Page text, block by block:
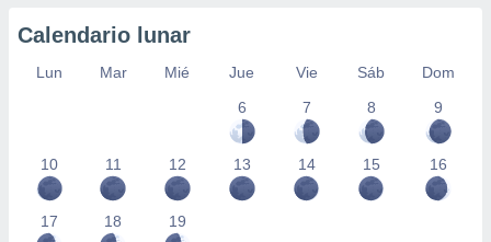
Calendario lunar
Lun Mar Mié Jue Vie Sáb
Dom
6
7 8 9
10 11 12 13 14 15 16
17 18 19